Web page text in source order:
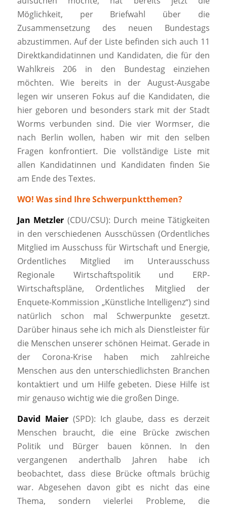
Möglichkeit, per Briefwahl über die
Zusammensetzung des neuen Bundestags
abzustimmen. Auf der Liste befinden sich auch 11
Direktkandidatinnen und Kandidaten, die für den
Wahlkreis 206 in den Bundestag einziehen
möchten. Wie bereits in der August-Ausgabe
legen wir unseren Fokus auf die Kandidaten, die
hier geboren und besonders stark mit der Stadt
Worms verbunden sind. Die vier Wormser, die
nach Berlin wollen, haben wir mit den selben
Fragen konfrontiert. Die vollständige Liste mit
allen Kandidatinnen und Kandidaten finden Sie
am Ende des Textes.
WO! Was sind Ihre Schwerpunktthemen?
Jan Metzler (CDU/CSU): Durch meine Tätigkeiten
in den verschiedenen Ausschüssen (Ordentliches
Mitglied im Ausschuss für Wirtschaft und Energie,
Ordentliches Mitglied im Unterausschuss
Regionale Wirtschaftspolitik und ERP-
Wirtschaftspläne, Ordentliches Mitglied der
Enquete-Kommission „Künstliche Intelligenz“) sind
natürlich schon mal Schwerpunkte gesetzt.
Darüber hinaus sehe ich mich als Dienstleister für
die Menschen unserer schönen Heimat. Gerade in
der Corona-Krise haben mich zahlreiche
Menschen aus den unterschiedlichsten Branchen
kontaktiert und um Hilfe gebeten. Diese Hilfe ist
mir genauso wichtig wie die großen Dinge.
David Maier(SPD): Ich glaube, dass es derzeit
Menschen braucht, die eine Brücke zwischen
Politik und Bürger bauen können. In den
vergangenen anderthalb Jahren habe ich
beobachtet, dass diese Brücke oftmals brüchig
war. Abgesehen davon gibt es nicht das eine
Thema, sondern vielerlei Probleme, die